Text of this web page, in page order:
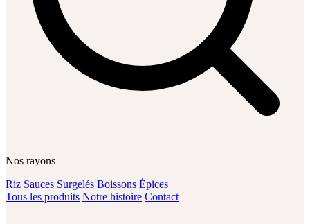
Nos rayons
Riz Sauces Surgelés Boissons Épices
Tous les produits Notre histoire Contact